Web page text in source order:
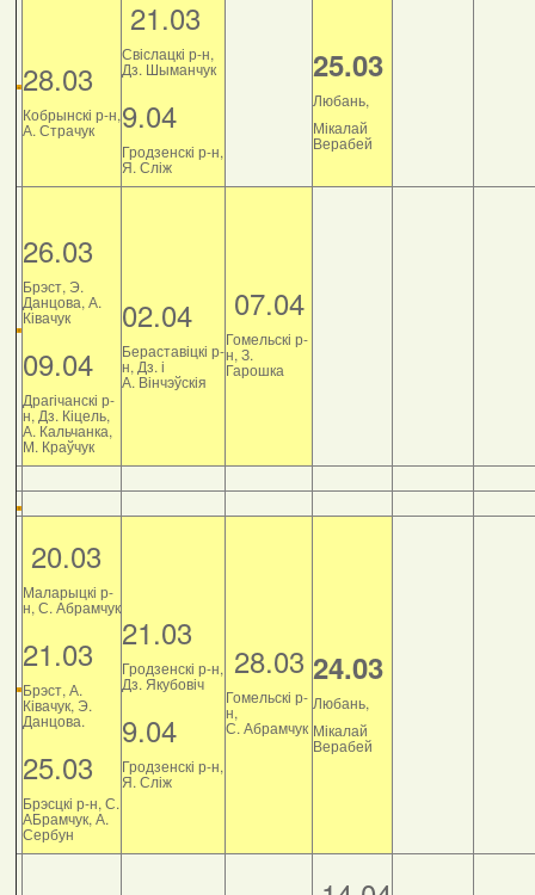
28.03
Кобрынскі р-н,
А. Страчук
21.03
Свіслацкі р-н,
Дз. Шыманчук
9.04
Гродзенскі р-н,
Я. Сліж
25.03
Любань,
Мікалай
Верабей
26.03
Брэст, Э.
Данцова, А.
Ківачук
09.04
Драгічанскі р-
н, Дз. Кіцель,
А. Кальчанка,
М. Краўчук
02.04
Бераставіцкі р-
н, Дз. і
А. Вінчэўскія
07.04
Гомельскі р-
н, З.
Гарошка
20.03
Маларыцкі р-
н, С. Абрамчук
21.03
Брэст, А.
Ківачук, Э.
Данцова.
25.03
Брэсцкі р-н, С.
АБрамчук, А.
Сербун
21.03
Гродзенскі р-н,
Дз. Якубовіч
9.04
Гродзенскі р-н,
Я. Сліж
28.03
Гомельскі р-
н,
С. Абрамчук
24.03
Любань,
Мікалай
Верабей